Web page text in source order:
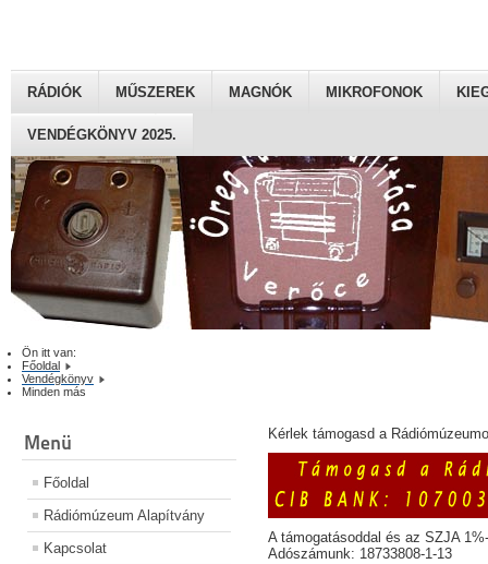
RÁDIÓK MŰSZEREK MAGNÓK MIKROFONOK
VENDÉGKÖNYV 2025.
Ön itt van:
Főoldal
Vendégkönyv
Minden más
Menü
Főoldal
Rádiómúzeum Alapítvány
Kapcsolat
Kérlek támogasd a
A támogatásoddal és az SZJA
Adószámunk: 18733808-1-13